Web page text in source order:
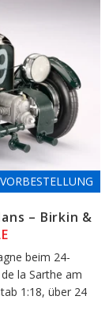
VORBESTELLUNG
– Birkin &
beim 24-
la Sarthe am
1:18, über 24